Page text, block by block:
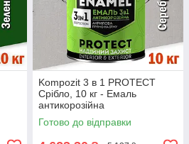
Kompozit 3 в 1 PROTECT
Срібло, 10 кг - Емаль
антикорозійна
Готово до відправки